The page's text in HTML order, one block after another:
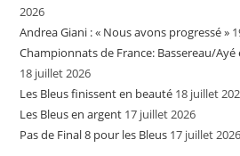
2026
Andrea Giani : « Nous avons progressé »
Championnats de France: Bassereau/
18 juillet 2026
Les Bleus finissent en beauté 18 juillet
Les Bleus en argent 17 juillet 2026
Pas de Final 8 pour les Bleus 17 juillet 2026